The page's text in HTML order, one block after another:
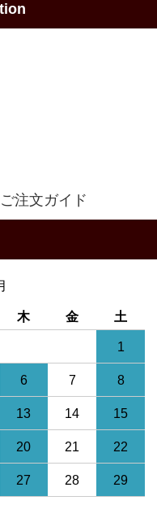
注文ガイド
木 金 土
1
6 7 8
13 14 15
20 21 22
27 28 29